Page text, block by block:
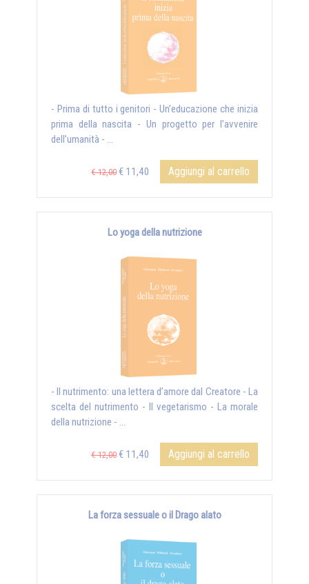
- Prima di tutto i genitori - Un’educazione che inizia
prima della nascita - Un progetto per l’avvenire
dell’umanità - ...
€ 12,00 € 11,40 Aggiungi al carrello
Lo yoga della nutrizione
- Il nutrimento: una lettera d’amore dal Creatore - La
scelta del nutrimento - Il vegetarismo - La morale
della nutrizione - ...
€ 12,00 € 11,40 Aggiungi al carrello
La forza sessuale o il Drago alato